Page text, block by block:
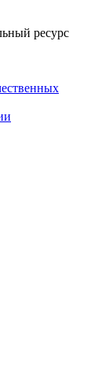
ресурс